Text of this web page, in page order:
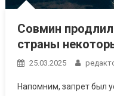
Совмин
страны
25.03.2025
Напомним, запрет был